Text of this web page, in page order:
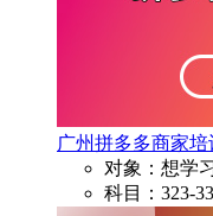
广州拼多多商家培
对象：想学
科目：323-